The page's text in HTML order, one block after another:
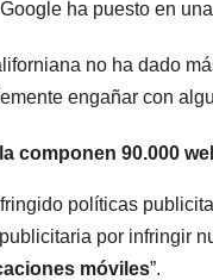
ha puesto en
no ha dado
engañar con
componen 90.000
políticas
por infringir
móviles”.